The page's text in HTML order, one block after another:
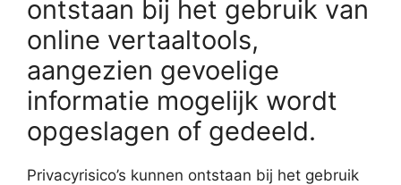
ontstaan bij het gebruik van
online vertaaltools,
aangezien gevoelige
informatie mogelijk wordt
opgeslagen of gedeeld.
Privacyrisico’s kunnen ontstaan bij het gebruik